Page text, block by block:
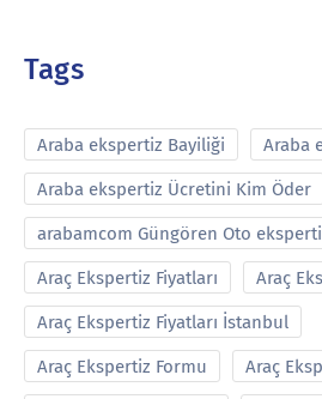
Tags
Araba ekspertiz Bayiliği Araba
Araba ekspertiz Ücretini Kim Öder
arabamcom Güngören Oto
Araç Ekspertiz Fiyatları Araç
Araç Ekspertiz Fiyatları İstanbul
Araç Ekspertiz Formu Araç